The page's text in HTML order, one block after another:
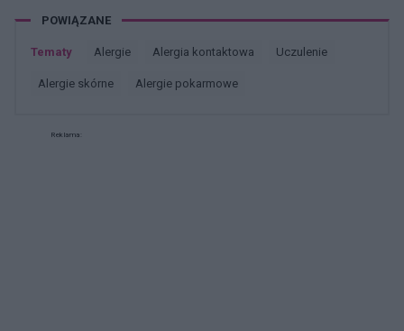
POWIĄZANE
Tematy alergie alergia kontaktowa uczulenie
alergie skórne alergie pokarmowe
Reklama: